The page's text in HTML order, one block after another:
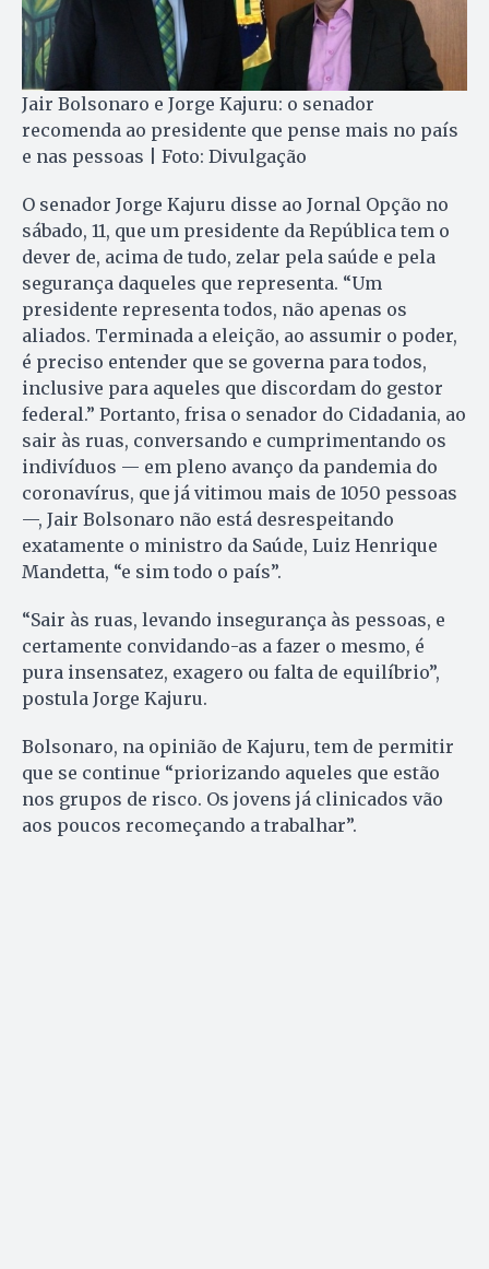
Jair Bolsonaro e Jorge Kajuru: o senador
recomenda ao presidente que pense mais no país
e nas pessoas | Foto: Divulgação
O senador Jorge Kajuru disse ao Jornal Opção no
sábado, 11, que um presidente da República tem o
dever de, acima de tudo, zelar pela saúde e pela
segurança daqueles que representa. “Um
presidente representa todos, não apenas os
aliados. Terminada a eleição, ao assumir o poder,
é preciso entender que se governa para todos,
inclusive para aqueles que discordam do gestor
federal.” Portanto, frisa o senador do Cidadania, ao
sair às ruas, conversando e cumprimentando os
indivíduos — em pleno avanço da pandemia do
coronavírus, que já vitimou mais de 1050 pessoas
—, Jair Bolsonaro não está desrespeitando
exatamente o ministro da Saúde, Luiz Henrique
Mandetta, “e sim todo o país”.
“Sair às ruas, levando insegurança às pessoas, e
certamente convidando-as a fazer o mesmo, é
pura insensatez, exagero ou falta de equilíbrio”,
postula Jorge Kajuru.
Bolsonaro, na opinião de Kajuru, tem de permitir
que se continue “priorizando aqueles que estão
nos grupos de risco. Os jovens já clinicados vão
aos poucos recomeçando a trabalhar”.